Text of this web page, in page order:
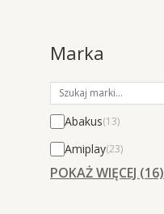
Marka
Abakus(13)
Amiplay(23)
POKAŻ WIĘCEJ (16)